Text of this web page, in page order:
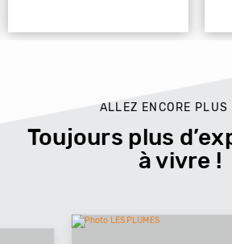
ALLEZ ENCORE PLUS
Toujours plus
à vivre !